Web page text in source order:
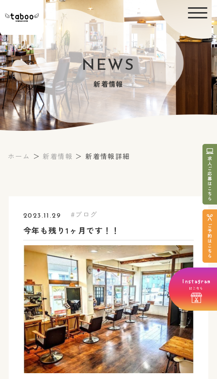
NEWS
新着情報
ホーム ＞ 新着情報 ＞ 新着情報詳細
2023.11.29 ブログ
今年も残り1ヶ月です！！